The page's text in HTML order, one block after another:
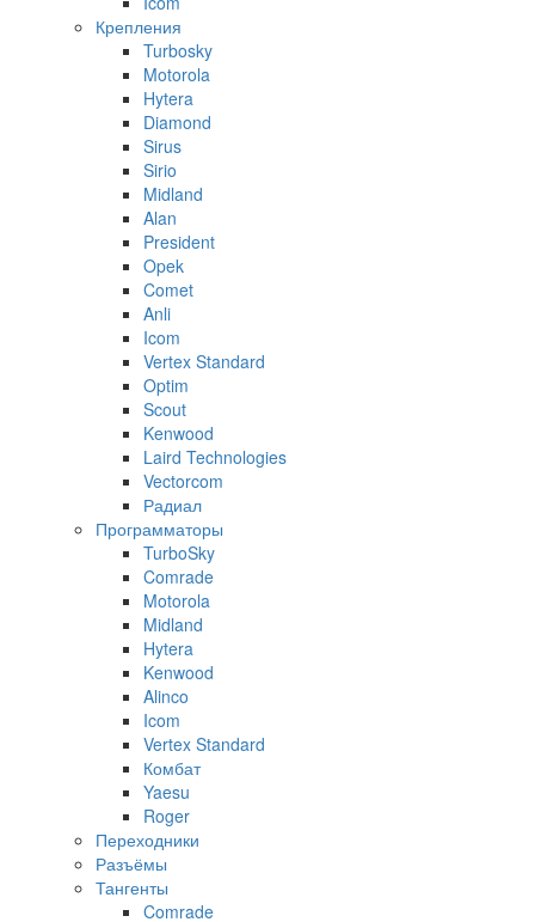
Крепления
Turbosky
Motorola
Hytera
Diamond
Sirus
Sirio
Midland
Alan
President
Opek
Comet
Anli
Icom
Vertex Standard
Optim
Scout
Kenwood
Laird Technologies
Vectorcom
Радиал
Программаторы
TurboSky
Comrade
Motorola
Midland
Hytera
Kenwood
Alinco
Icom
Vertex Standard
Комбат
Yaesu
Roger
Переходники
Разъёмы
Тангенты
Comrade